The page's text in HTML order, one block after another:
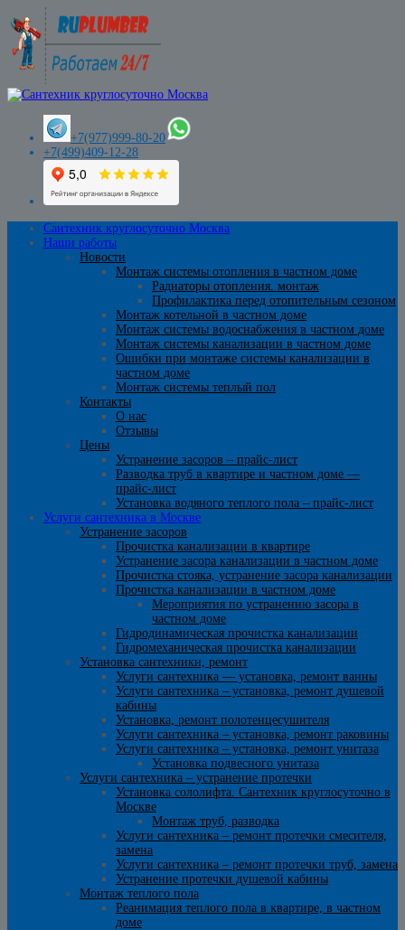
+7(977)999-80-20
+7(499)409-12-28
Сантехник круглосуточно Москва
Наши работы
Новости
Монтаж системы отопления в частном доме
Радиаторы отопления. монтаж
Профилактика перед отопительным сезоном
Монтаж котельной в частном доме
Монтаж системы водоснабжения в частном доме
Монтаж системы канализации в частном доме
Ошибки при монтаже системы канализации в
частном доме
Монтаж системы теплый пол
Контакты
О нас
Отзывы
Цены
Устранение засоров – прайс-лист
Разводка труб в квартире и частном доме —
прайс-лист
Установка водяного теплого пола – прайс-лист
Услуги сантехника в Москве
Устранение засоров
Прочистка канализации в квартире
Устранение засора канализации в частном доме
Прочистка стояка, устранение засора канализации
Прочистка канализации в частном доме
Мероприятия по устранению засора в
частном доме
Гидродинамическая прочистка канализации
Гидромеханическая прочистка канализации
Установка сантехники, ремонт
Услуги сантехника — установка, ремонт ванны
Услуги сантехника – установка, ремонт душевой
кабины
Установка, ремонт полотенцесушителя
Услуги сантехника – установка, ремонт раковины
Услуги сантехника – установка, ремонт унитаза
Установка подвесного унитаза
Услуги сантехника – устранение протечки
Установка сололифта. Сантехник круглосуточно в
Москве
Монтаж труб, разводка
Услуги сантехника – ремонт протечки смесителя,
замена
Услуги сантехника – ремонт протечки труб, замена
Устранение протечки душевой кабины
Монтаж теплого пола
Реанимация теплого пола в квартире, в частном
доме